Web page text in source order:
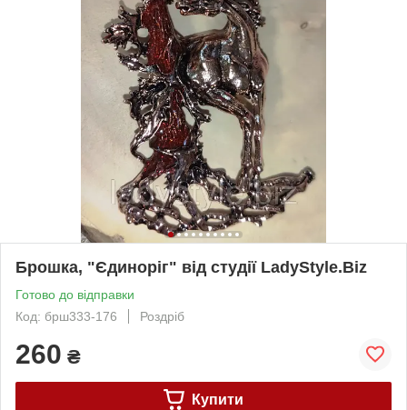
Брошка, "Єдиноріг" від студії LadyStyle.Biz
Готово до відправки
Код: брш333-176
Роздріб
260 ₴
Купити